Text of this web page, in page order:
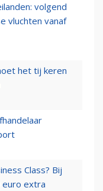
volgend
vluchten vanaf
het tij keren
Class? Bij
euro extra